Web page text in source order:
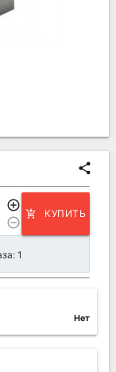
share
add_circle_outline
remove_circle_outline
add_shopping_cart КУПИТЬ
1
Нет